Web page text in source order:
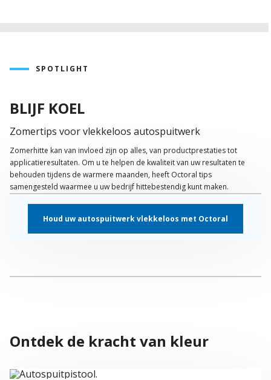
SPOTLIGHT
BLIJF KOEL
Zomertips voor vlekkeloos autospuitwerk
Zomerhitte kan van invloed zijn op alles, van productprestaties tot
applicatieresultaten. Om u te helpen de kwaliteit van uw resultaten te
behouden tijdens de warmere maanden, heeft Octoral tips
samengesteld waarmee u uw bedrijf hittebestendig kunt maken.
Houd uw autospuitwerk vlekkeloos met Octoral
Ontdek de kracht van kleur